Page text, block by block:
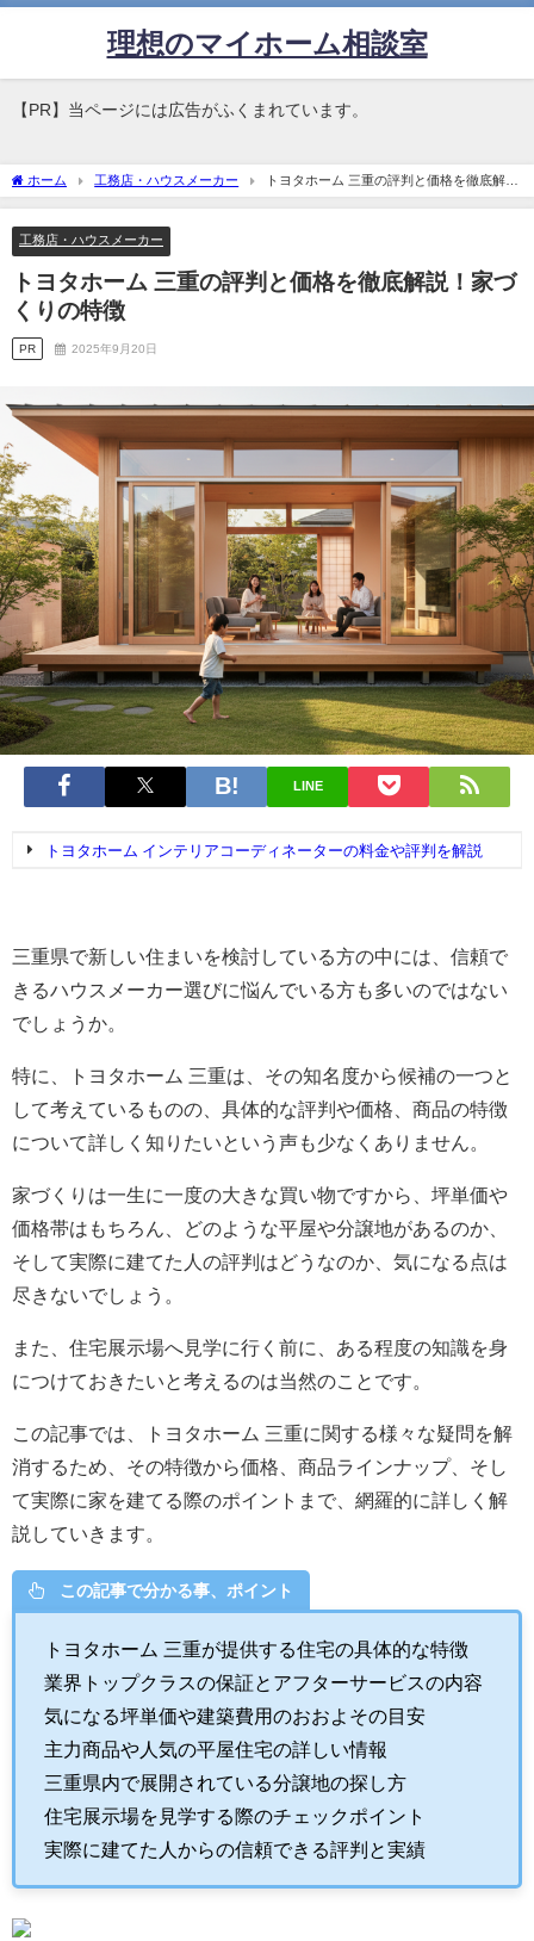
理想のマイホーム相談室
【PR】当ページには広告がふくまれています。
ホーム 工務店・ハウスメーカー
トヨタホーム 三重の評判と価格を徹底解
説！家づくりの特徴
工務店・ハウスメーカー
トヨタホーム 三重の評判と価格を徹底解説！家づ
くりの特徴
PR 2025年9月20日
LINE
トヨタホーム インテリアコーディネーターの料金や評判を解説
三重県で新しい住まいを検討している方の中には、信頼で
きるハウスメーカー選びに悩んでいる方も多いのではない
でしょうか。
特に、トヨタホーム 三重は、その知名度から候補の一つと
して考えているものの、具体的な評判や価格、商品の特徴
について詳しく知りたいという声も少なくありません。
家づくりは一生に一度の大きな買い物ですから、坪単価や
価格帯はもちろん、どのような平屋や分譲地があるのか、
そして実際に建てた人の評判はどうなのか、気になる点は
尽きないでしょう。
また、住宅展示場へ見学に行く前に、ある程度の知識を身
につけておきたいと考えるのは当然のことです。
この記事では、トヨタホーム 三重に関する様々な疑問を解
消するため、その特徴から価格、商品ラインナップ、そし
て実際に家を建てる際のポイントまで、網羅的に詳しく解
説していきます。
この記事で分かる事、ポイント
トヨタホーム 三重が提供する住宅の具体的な特徴
業界トップクラスの保証とアフターサービスの内容
気になる坪単価や建築費用のおおよその目安
主力商品や人気の平屋住宅の詳しい情報
三重県内で展開されている分譲地の探し方
住宅展示場を見学する際のチェックポイント
実際に建てた人からの信頼できる評判と実績